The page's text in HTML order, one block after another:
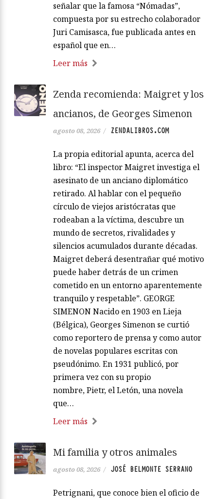
señalar que la famosa “Nómadas”,
compuesta por su estrecho colaborador
Juri Camisasca, fue publicada antes en
español que en…
Leer más
Zenda recomienda: Maigret y los
ancianos, de Georges Simenon
agosto 08, 2026 / ZENDALIBROS.COM
La propia editorial apunta, acerca del
libro: “El inspector Maigret investiga el
asesinato de un anciano diplomático
retirado. Al hablar con el pequeño
círculo de viejos aristócratas que
rodeaban a la víctima, descubre un
mundo de secretos, rivalidades y
silencios acumulados durante décadas.
Maigret deberá desentrañar qué motivo
puede haber detrás de un crimen
cometido en un entorno aparentemente
tranquilo y respetable”. GEORGE
SIMENON Nacido en 1903 en Lieja
(Bélgica), Georges Simenon se curtió
como reportero de prensa y como autor
de novelas populares escritas con
pseudónimo. En 1931 publicó, por
primera vez con su propio
nombre, Pietr, el Letón, una novela
que…
Leer más
Mi familia y otros animales
agosto 08, 2026 / JOSÉ BELMONTE SERRANO
Petrignani, que conoce bien el oficio de